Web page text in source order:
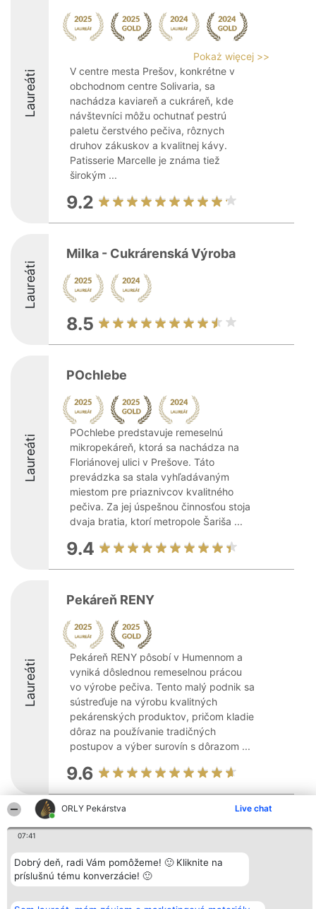
ORLY Pekárstva Live chat
07:41
Dobrý deň, radi Vám pomôžeme! 🙂 Kliknite na
príslušnú tému konverzácie! 🙂
Laureáti
Pokaż więcej >>
V centre mesta Prešov, konkrétne v
obchodnom centre Solivaria, sa
nachádza kaviareň a cukráreň, kde
návštevníci môžu ochutnať pestrú
paletu čerstvého pečiva, rôznych
druhov zákuskov a kvalitnej kávy.
Patisserie Marcelle je známa tiež
širokým ...
9.2
Laureáti
Milka - Cukrárenská Výroba
8.5
Laureáti
POchlebe
POchlebe predstavuje remeselnú
mikropekáreň, ktorá sa nachádza na
Floriánovej ulici v Prešove. Táto
prevádzka sa stala vyhľadávaným
miestom pre priaznivcov kvalitného
pečiva. Za jej úspešnou činnosťou stoja
dvaja bratia, ktorí metropole Šariša ...
9.4
Laureáti
Pekáreň RENY
Pekáreň RENY pôsobí v Humennom a
vyniká dôslednou remeselnou prácou
vo výrobe pečiva. Tento malý podnik sa
sústreďuje na výrobu kvalitných
pekárenských produktov, pričom kladie
dôraz na používanie tradičných
postupov a výber surovín s dôrazom ...
9.6
Organizátor hodnotenia
Bright Side Solutions sp. z o.
ul. Ruska 22
Wrocław 50-079
KRS 0000749100 | Regon
381313360 | NIP 8943132676
Laureáti
wszystkich
Laureatów
Podmienky
Obchodné
Zásady
Kontakt